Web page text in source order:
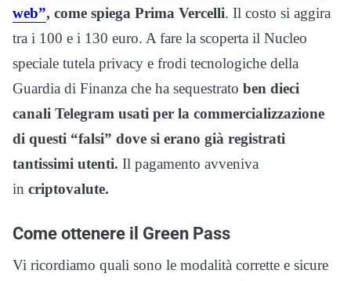
web”, come spiega Prima Vercelli. Il costo si aggira
tra i 100 e i 130 euro. A fare la scoperta il Nucleo
speciale tutela privacy e frodi tecnologiche della
Guardia di Finanza che ha sequestrato ben dieci
canali Telegram usati per la commercializzazione
di questi “falsi” dove si erano già registrati
tantissimi utenti. Il pagamento avveniva
in criptovalute.
Come ottenere il Green Pass
Vi ricordiamo quali sono le modalità corrette e sicure